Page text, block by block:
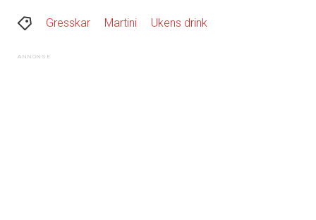
Gresskar Martini Ukens drink